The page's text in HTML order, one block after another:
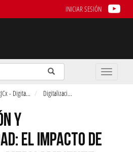
INICIAR SESIÓN
Enviar
Buscar
Toggle
- Digita... Digitalizaci...
Y
EL IMPACTO DE